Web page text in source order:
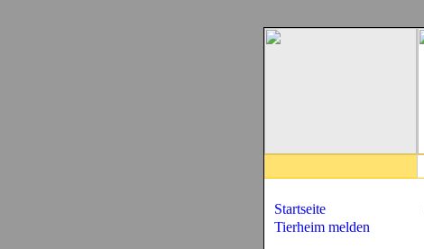
Startseite
Tierheim melden